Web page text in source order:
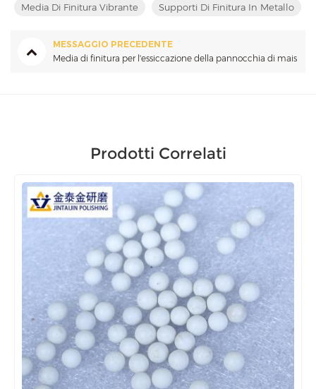
Media Di Finitura Vibrante
Supporti Di Finitura In Metallo
MESSAGGIO PRECEDENTE
Media di finitura per l'essiccazione della pannocchia di mais
Prodotti Correlati